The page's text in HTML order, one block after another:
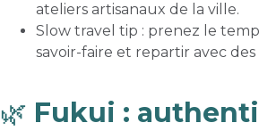
ateliers artisanaux de la ville.
Slow travel tip : prenez le
savoir-faire et repartir avec
🌿 Fukui :